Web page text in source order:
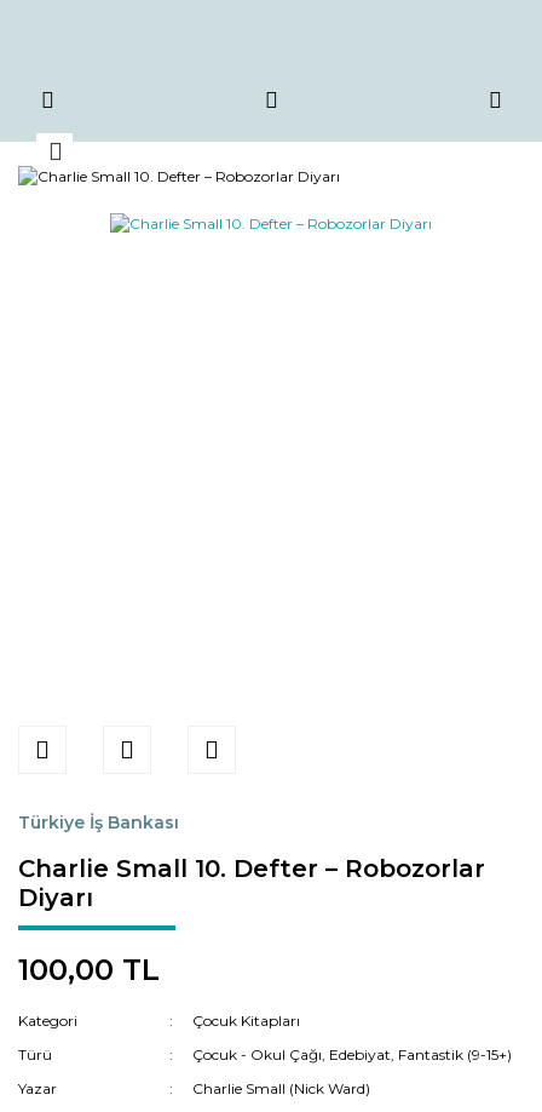
Türkiye İş Bankası
Charlie Small 10. Defter – Robozorlar
Diyarı
100,00 TL
Kategori
Çocuk Kitapları
Türü
Çocuk - Okul Çağı, Edebiyat, Fantastik (9-15+)
Yazar
Charlie Small (Nick Ward)